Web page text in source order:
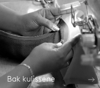
Bak kulissene